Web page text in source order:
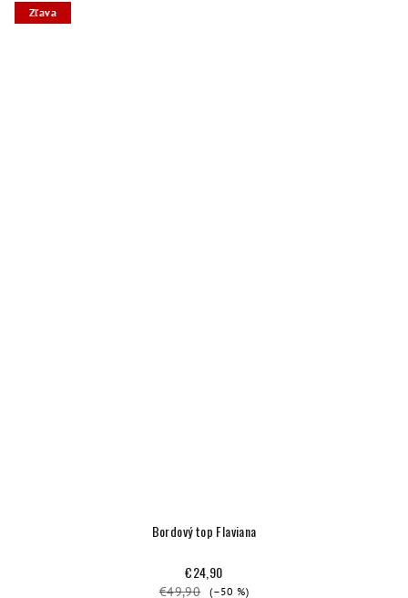
Zľava
Bordový top Flaviana
€24,90
€49,90 (–50 %)